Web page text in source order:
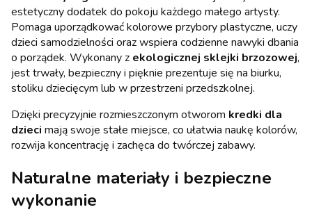
estetyczny dodatek do pokoju każdego małego artysty.
Pomaga uporządkować kolorowe przybory plastyczne, uczy
dzieci samodzielności oraz wspiera codzienne nawyki dbania
o porządek. Wykonany z ekologicznej sklejki brzozowej,
jest trwały, bezpieczny i pięknie prezentuje się na biurku,
stoliku dziecięcym lub w przestrzeni przedszkolnej.
Dzięki precyzyjnie rozmieszczonym otworom kredki dla
dzieci mają swoje stałe miejsce, co ułatwia naukę kolorów,
rozwija koncentrację i zachęca do twórczej zabawy.
Naturalne materiały i bezpieczne
wykonanie